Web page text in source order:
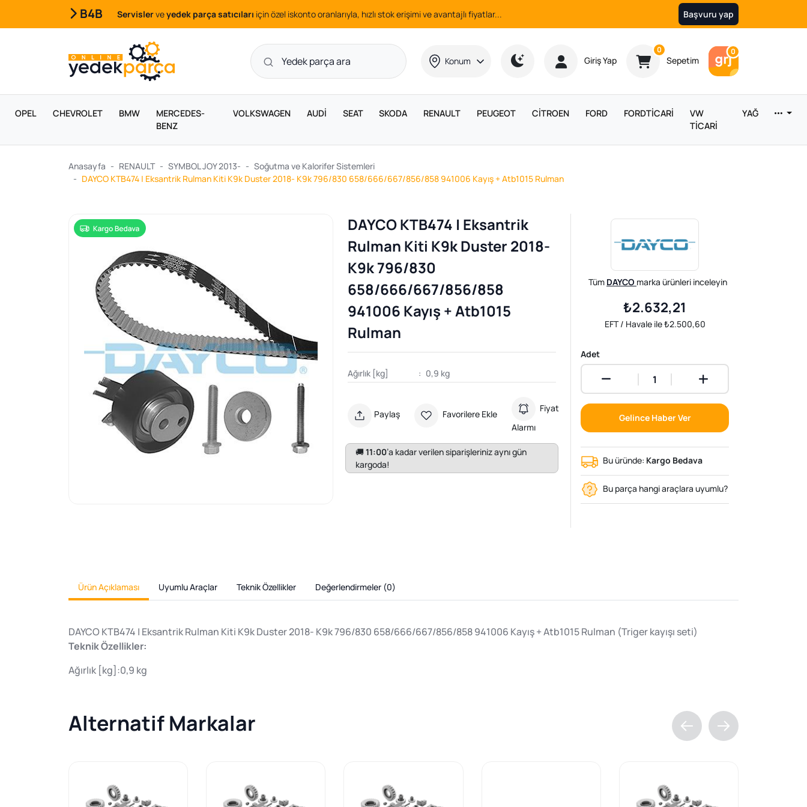
B4B Servislerveyedek parça satıcıları için özel iskonto oranlarıyla, hızlı stok erişimi ve avantajlı fiyatlar... Başvuru yap
Konum Giriş Yap
0Ürün sayısı
Sepetim
0Araç sayısı
OPEL CHEVROLET BMW
MERCEDES-
BENZ
VOLKSWAGEN AUDİ SEAT SKODA RENAULT PEUGEOT CİTROEN FORD FORDTİCARİ
VW
TİCARİ
YAĞ
Anasayfa RENAULT SYMBOL JOY 2013-
Soğutma ve Kalorifer Sistemleri
DAYCO KTB474 | Eksantrik Rulman Kiti K9k Duster 2018- K9k 796/830 658/666/667/856/858 941006 Kayış + Atb1015 Rulman
DAYCO KTB474 | Eksantrik
Rulman Kiti K9k Duster 2018-
K9k 796/830
658/666/667/856/858
941006 Kayış + Atb1015
Rulman
Ağırlık [kg] : 0,9 kg
Paylaş Favorilere Ekle
Fiyat
Alarmı
🚚11:00’a kadar verilen siparişleriniz aynı gün
kargoda!
Tüm DAYCO marka ürünleri inceleyin
₺2.632,21
EFT / Havale ile ₺2.500,60
Adet
Gelince Haber Ver
Bu üründe: Kargo Bedava
Bu parça hangi araçlara uyumlu?
Ürün Açıklaması Uyumlu Araçlar Teknik Özellikler Değerlendirmeler (0)
DAYCO KTB474 | Eksantrik Rulman Kiti K9k Duster 2018- K9k 796/830 658/666/667/856/858 941006 Kayış + Atb1015 Rulman (Triger kayışı seti)
Teknik Özellikler:
Ağırlık [kg]:0,9 kg
Alternatif Markalar